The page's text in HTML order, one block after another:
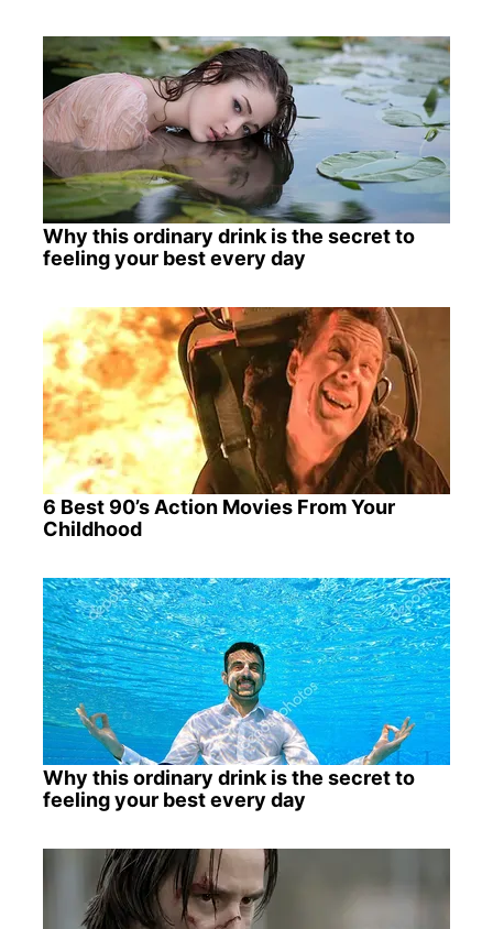
Why this ordinary drink is the secret to
feeling your best every day
6 Best 90’s Action Movies From Your
Childhood
Why this ordinary drink is the secret to
feeling your best every day